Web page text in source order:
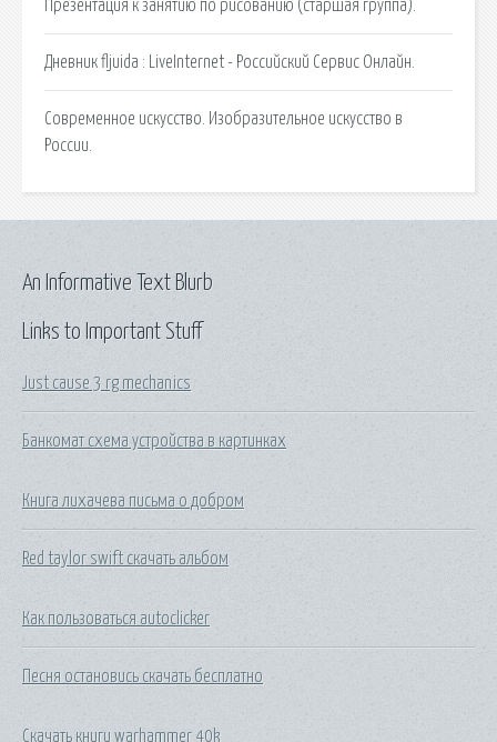
Презентация к занятию по рисованию (старшая группа).
Дневник fljuida : LiveInternet - Российский Сервис Онлайн.
Современное искусство. Изобразительное искусство в
России.
Links to Important Stuff
Just cause 3 rg mechanics
Банкомат схема устройства в картинках
Книга лихачева письма о добром
Red taylor swift скачать альбом
Как пользоваться autoclicker
Песня остановись скачать бесплатно
Скачать книги warhammer 40k
An Informative Text Blurb